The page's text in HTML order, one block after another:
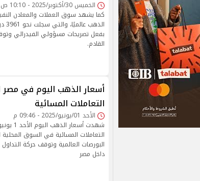
الخميس 30/أكتوبر/2025 - 10:10 ص
كما يشهد سوق العملات والمعادن
بفعل تصريحات مسؤولي الفيدرالي
القادم.
التعاملات المسائية
الأحد 01/يونيو/2025 - 09:46 م
التعاملات المسائية في السوق
البورصات العالمية وتوقف حركة التداول
داخل مصر